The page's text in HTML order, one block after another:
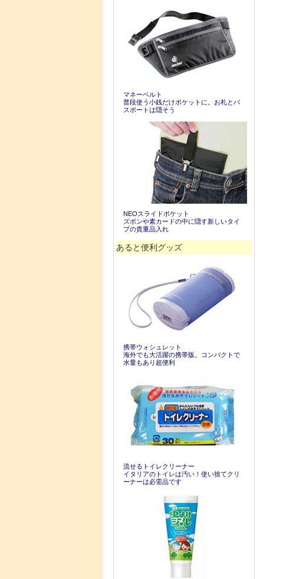
マネーベルト
普段使う小銭だけポケットに。お札とパ
スポートは隠そう
NEOスライドポケット
ズボンや素カードの中に隠す新しいタイ
プの貴重品入れ
あると便利グッズ
携帯ウォシュレット
海外でも大活躍の携帯版。コンパクトで
水量もあり超便利
流せるトイレクリーナー
イタリアのトイレは汚い！使い捨てクリ
ーナーは必需品です